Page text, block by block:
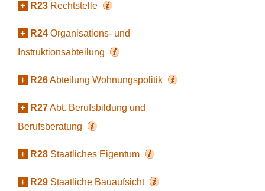
+ R23 Rechtstelle
+ R24 Organisations- und
Instruktionsabteilung
+ R26Abteilung Wohnungspolitik
+ R27Abt. Berufsbildung und
Berufsberatung
+ R28 Staatliches Eigentum
+ R29 Staatliche Bauaufsicht